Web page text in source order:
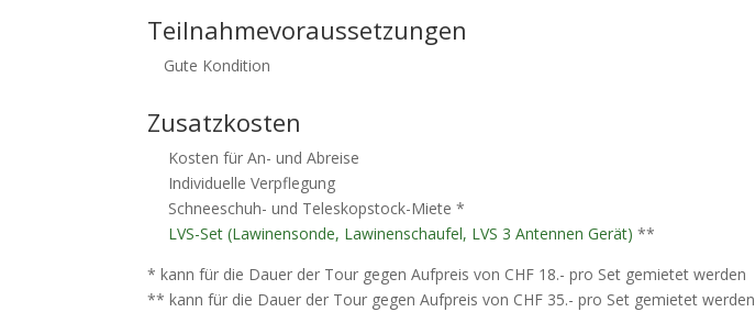
Teilnahmevoraussetzungen
Gute Kondition
Zusatzkosten
Kosten für An- und Abreise
Individuelle Verpflegung
Schneeschuh- und Teleskopstock-Miete *
LVS-Set (Lawinensonde, Lawinenschaufel, LVS 3 Antennen Gerät) **
* kann für die Dauer der Tour gegen Aufpreis von CHF 18.- pro Set gemietet werden
** kann für die Dauer der Tour gegen Aufpreis von CHF 35.- pro Set gemietet werden